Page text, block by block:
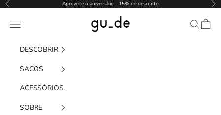
Skip to content
Previous Aproveite o aniversário - 15% de desconto
gu_de
Navigation menu Search
Cart
DESCOBRIR
SACOS
ACESSÓRIOS
SOBRE